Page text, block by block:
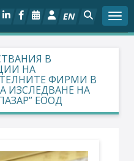
EN
В
НА
ФИРМИ В
ИЗСЛЕДВАНЕ НА
ЕООД